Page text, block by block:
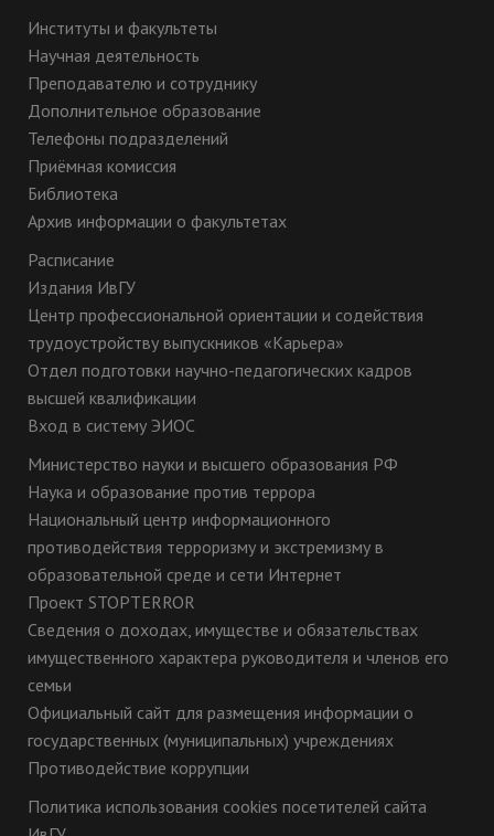
Институты и факультеты
Научная деятельность
Преподавателю и сотруднику
Дополнительное образование
Телефоны подразделений
Приёмная комиссия
Библиотека
Архив информации о факультетах
Расписание
Издания ИвГУ
Центр профессиональной ориентации и содействия
трудоустройству выпускников «Карьера»
Отдел подготовки научно-педагогических кадров
высшей квалификации
Вход в систему ЭИОС
Министерство науки и высшего образования РФ
Наука и образование против террора
Национальный центр информационного
противодействия терроризму и экстремизму в
образовательной среде и сети Интернет
Проект STOPTERROR
Сведения о доходах, имуществе и обязательствах
имущественного характера руководителя и членов его
семьи
Официальный сайт для размещения информации о
государственных (муниципальных) учреждениях
Противодействие коррупции
Политика использования cookies посетителей сайта